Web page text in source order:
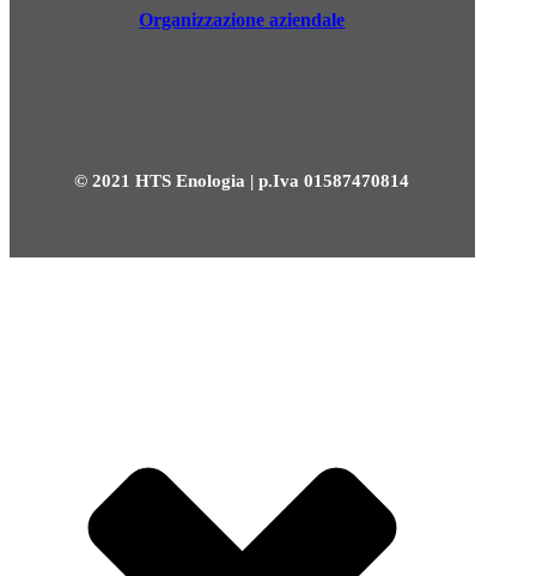
Organizzazione aziendale
© 2021 HTS Enologia | p.Iva 01587470814